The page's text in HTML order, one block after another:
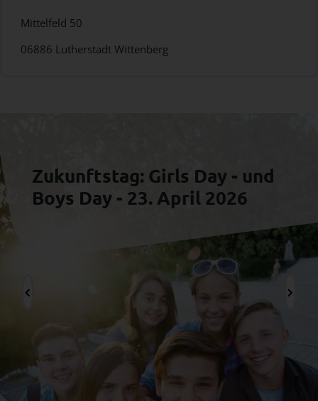
Mittelfeld 50
06886 Lutherstadt Wittenberg
Zukunftstag: Girls Day - und
Boys Day - 23. April 2026